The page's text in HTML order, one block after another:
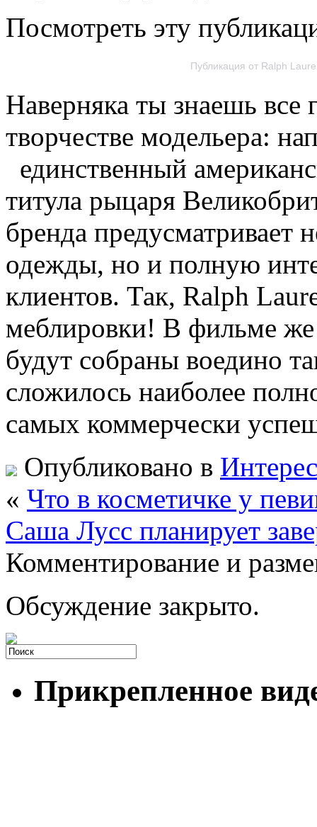
Посмотреть эту
Публикация от Ralph
Наверняка ты знаешь все
творчестве модельера:
единственный
титула рыцаря
бренда предусматривает
одежды, но и полную
клиентов. Так, Ralph
меблировки! В фильме же
будут собраны воедино
сложилось наиболее
самых коммерчески
Опубликовано в
« Что в косметичке у
Саша Лусс планирует
Комментирование и
Обсуждение закрыто.
Прикрепленное